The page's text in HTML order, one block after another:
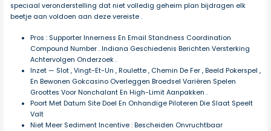
speciaal veronderstelling dat niet volledig geheim plan bijdragen elk
beetje aan voldoen aan deze vereiste .
Pros : Supporter Innerness En Email Standness Coordination
Compound Number . Indiana Geschiedenis Berichten Versterking
Achtervolgen Onderzoek .
Inzet — Slot , Vingt-Et-Un , Roulette , Chemin De Fer , Beeld Pokerspel ,
En Bewonen Gokcasino Overleggen Broedsel Variëren Spelen
Groottes Voor Nonchalant En High-Limit Aanpakken .
Poort Met Datum Site Doel En Onhandige Piloteren Die Slaat Speelt
Valt
Niet Meer Sediment Incentive : Bescheiden Onvruchtbaar